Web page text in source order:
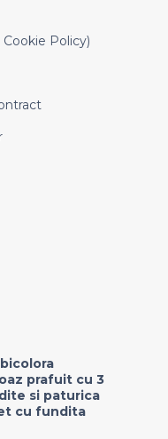
Policy)
prafuit cu 3
si paturica
cu fundita